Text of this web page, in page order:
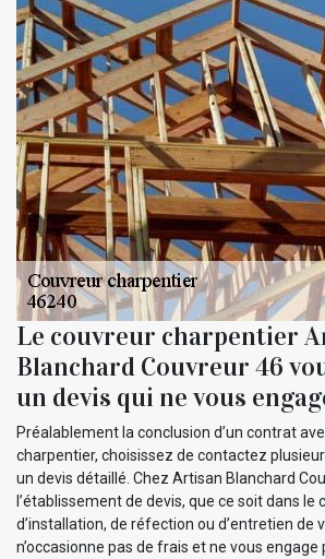
Le couvreur charpentier
Blanchard Couvreur 46
un devis qui ne vous
Préalablement la conclusion d’un contrat
charpentier, choisissez de contactez
un devis détaillé. Chez Artisan Blanchard
l’établissement de devis, que ce soit dans le
d’installation, de réfection ou d’entretien de
n’occasionne pas de frais et ne vous